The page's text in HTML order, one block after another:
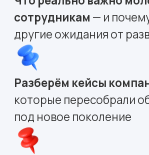
Эльвина
Шарафутдинова
Руководитель маркетинга БЮ
«Обучение», МТС Линк
Тема:Обучение без
стереотипов: развеиваем
мифы и выключаем «второй
экран»